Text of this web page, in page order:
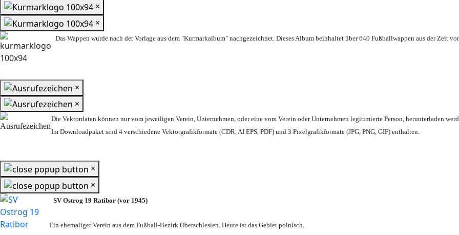
×
×
Das Wappen wurde nach der Vorlage aus dem "Kurmarkalbum" nachgezeichnet. Dieses Album beinhaltet über 640 Fußballwappen aus der Zeit
×
×
Die Vektordaten können nur vom jeweiligen Verein, Unternehmen, oder eine vom Verein oder Unternehmen legitimierte Person, herunterladen
Im Downloadpaket sind 4 verschiedene Vektorgrafikformate (CDR, AI EPS, PDF) und 3 Pixelgrafikformate (JPG, PNG, GIF) enthalten.
×
×
SV Ostrog 19 Ratibor (vor 1945)
Ein ehemaliger Verein aus dem Fußball-Bezirk Oberschlesien. Heute ist das Gebiet polnisch.